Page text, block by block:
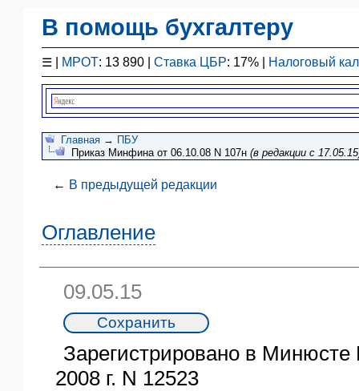
В помощь бухгалтеру
☰ МРОТ: 13 890 | Ставка ЦБР: 17% | Налоговый
Законодательство
F1 - Отчетность
План счетов
Справочник
Упрощенка
Договоры
Проводки
Обзоры
Бланки
Главная → ПБУ
Приказ Минфина от 06.10.08 N 107н (в редакции с
← В предыдущей редакции
Оглавление
09.05.15
Зарегистрировано в Минюсте
2008 г. N 12523